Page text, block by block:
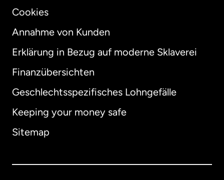
Cookies
Annahme von Kunden
Erklärung in Bezug auf moderne Sklaverei
Finanzübersichten
Geschlechtsspezifisches Lohngefälle
Keeping your money safe
Sitemap
International English
Australien